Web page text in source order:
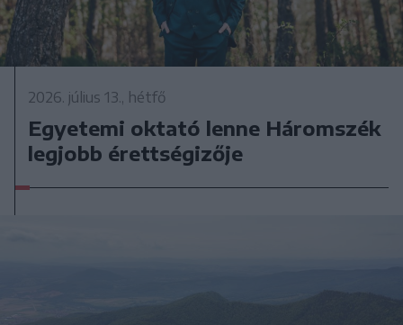
2026. július 13., hétfő
Egyetemi oktató lenne Háromszék
legjobb érettségizője